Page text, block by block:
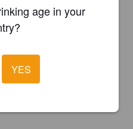
age in your
YES